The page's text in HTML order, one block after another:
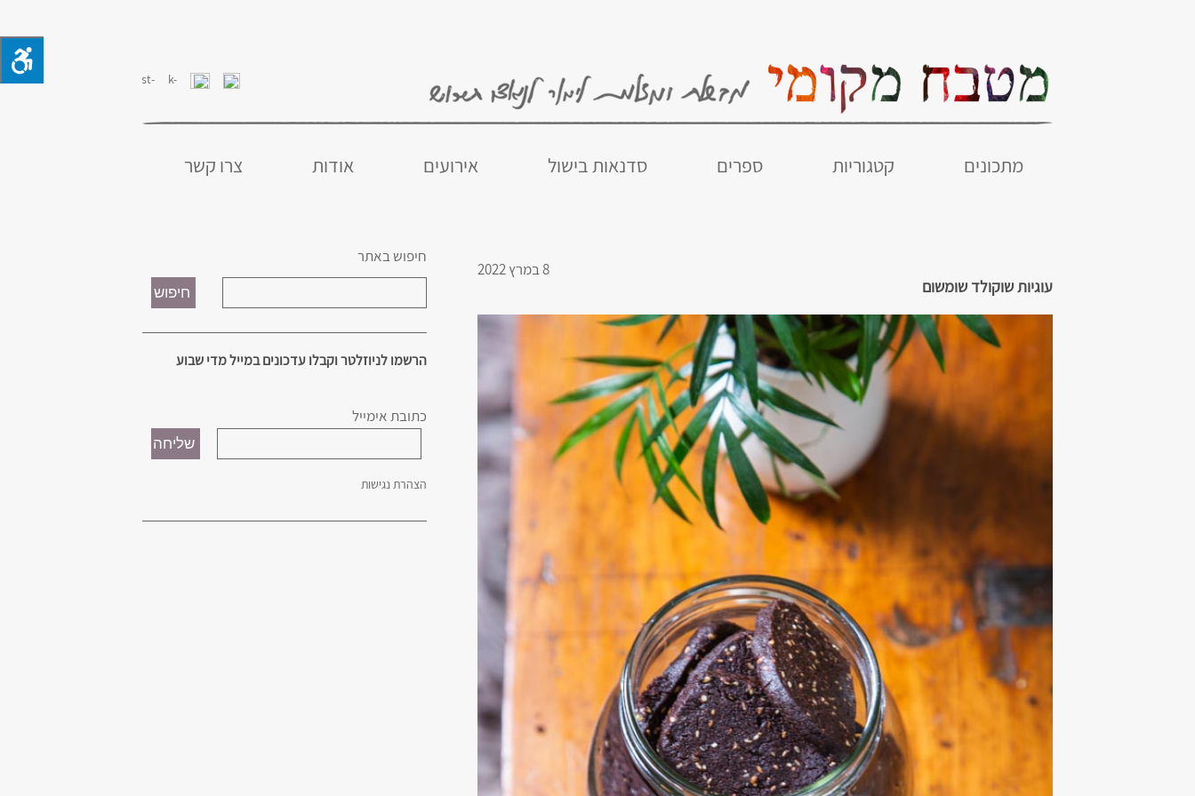
מתכונים קטגוריות ספרים סדנאות בישול אירועים אודות צרו קשר
8 במרץ 2022
עוגיות שוקולד שומשום
חיפוש באתר
הרשמו לניוזלטר וקבלו עדכונים במייל מדי שבוע
כתובת אימייל
הצהרת נגישות